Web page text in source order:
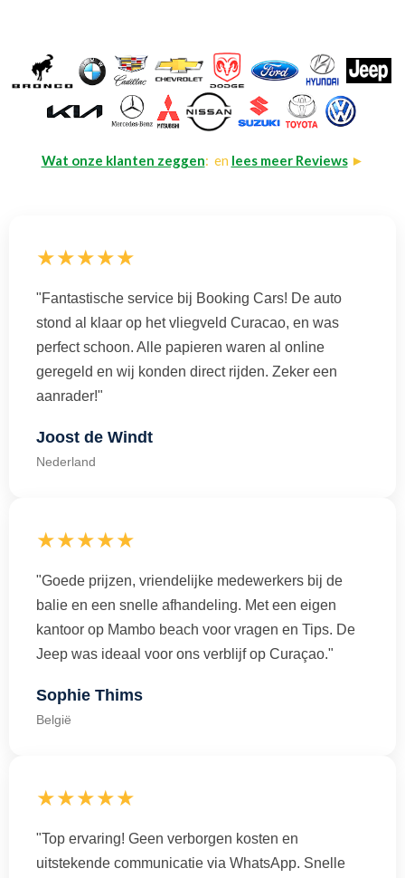
Wat onze klanten zeggen: en lees meer Reviews►
★★★★★
"Fantastische service bij Booking Cars! De auto
stond al klaar op het vliegveld Curacao, en was
perfect schoon. Alle papieren waren al online
geregeld en wij konden direct rijden. Zeker een
aanrader!"
Joost de Windt
Nederland
★★★★★
"Goede prijzen, vriendelijke medewerkers bij de
balie en een snelle afhandeling. Met een eigen
kantoor op Mambo beach voor vragen en Tips. De
Jeep was ideaal voor ons verblijf op Curaçao."
Sophie Thims
België
★★★★★
"Top ervaring! Geen verborgen kosten en
uitstekende communicatie via WhatsApp. Snelle